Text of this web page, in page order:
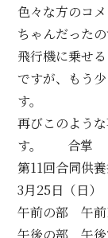
色々な方のコ
ちゃんだったの
飛行機に乗せ
ですが、もう
す。
再びこのよう
す。 合掌
第11回合同供
3月25日（日）
午前の部 午前